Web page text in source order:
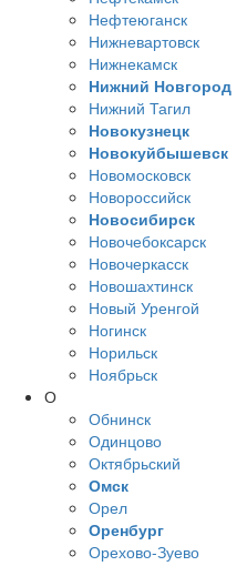
Нефтеюганск
Нижневартовск
Нижнекамск
Нижний Новгород
Нижний Тагил
Новокузнецк
Новокуйбышевск
Новомосковск
Новороссийск
Новосибирск
Новочебоксарск
Новочеркасск
Новошахтинск
Новый Уренгой
Ногинск
Норильск
Ноябрьск
О
Обнинск
Одинцово
Октябрьский
Омск
Орел
Оренбург
Орехово-Зуево